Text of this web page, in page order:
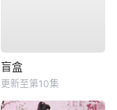
盲盒
更新至第10集